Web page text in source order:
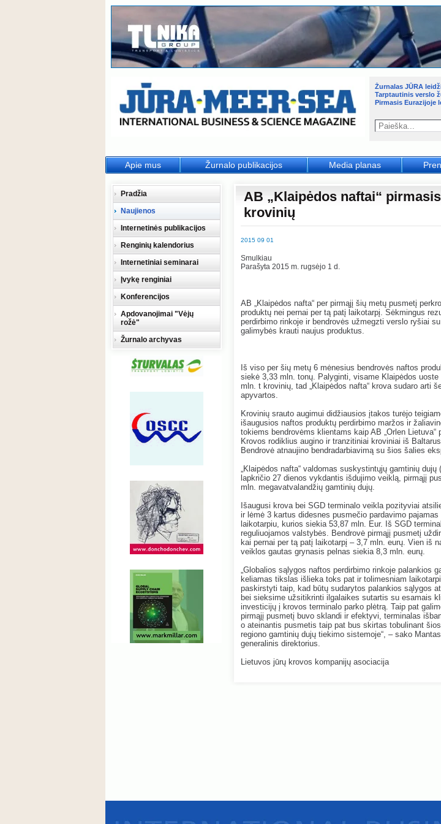
AB „Klaipėdos naftai“
krovinių
2015 09 01
Smulkiau
Parašyta 2015 m. rugsėjo 1 d.
AB „Klaipėdos nafta“ per pirmąjį šių metų pusmetį
produktų nei pernai per tą patį laikotarpį. Sėkmingus
perdirbimo rinkoje ir bendrovės užmegzti verslo ryšiai
galimybės krauti naujus produktus.
Iš viso per šių metų 6 mėnesius bendrovės naftos
siekė 3,33 mln. tonų. Palyginti, visame Klaipėdos
mln. t krovinių, tad „Klaipėdos nafta“ krova sudaro arti
apyvartos.
Krovinių srauto augimui didžiausios įtakos turėjo
išaugusios naftos produktų perdirbimo maržos ir
tokiems bendrovėms klientams kaip AB „Orlen
Krovos rodiklius augino ir tranzitiniai kroviniai iš
Bendrovė atnaujino bendradarbiavimą su šios šalies
„Klaipėdos nafta“ valdomas suskystintųjų gamtinių
lapkričio 27 dienos vykdantis išdujimo veiklą, pirmąjį
mln. megavatvalandžių gamtinių dujų.
Išaugusi krova bei SGD terminalo veikla pozityviai
ir lėmė 3 kartus didesnes pusmečio pardavimo
laikotarpiu, kurios siekia 53,87 mln. Eur. Iš SGD
reguliuojamos valstybės. Bendrovė pirmąjį pusmetį
kai pernai per tą patį laikotarpį – 3,7 mln. eurų. Vien iš
veiklos gautas grynasis pelnas siekia 8,3 mln. eurų.
„Globalios sąlygos naftos perdirbimo rinkoje palankios
keliamas tikslas išlieka toks pat ir tolimesniam
paskirstyti taip, kad būtų sudarytos palankios sąlygos
bei sieksime užsitikrinti ilgalaikes sutartis su esamais
investicijų į krovos terminalo parko plėtrą. Taip pat
pirmąjį pusmetį buvo sklandi ir efektyvi, terminalas
o ateinantis pusmetis taip pat bus skirtas tobulinant
regiono gamtinių dujų tiekimo sistemoje“, – sako
generalinis direktorius.
Lietuvos jūrų krovos kompanijų asociacija
Pradžia
Naujienos
Internetinės publikacijos
Renginių kalendorius
Internetiniai seminarai
Įvykę renginiai
Konferencijos
Apdovanojimai "Vėjų
rožė"
Žurnalo archyvas
Apie mus Žurnalo publikacijos Media planas
Žurnalas JŪRA
Tarptautinis verslo
Pirmasis Eurazijoje